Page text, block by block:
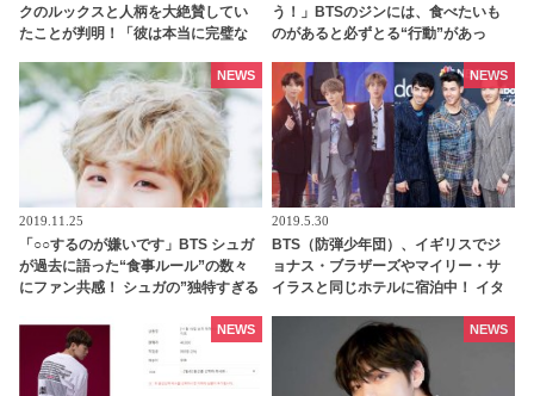
クのルックスと人柄を大絶賛してい
たことが判明！「彼は本当に完璧な
にファンは脱帽「彼は世界の歌姫ま
でも虜にする」
う！」BTSのジンには、食べたいも
のがあると必ずとる“行動”があっ
う、世渡り上手な行動とは？
2019.11.25
「○○するのが嫌いです」BTS シュガ
が過去に語った“食事ルール”の数々
にファン共感！ シュガの”独特すぎる
NEWS
2019.5.30
BTS（防弾少年団）、イギリスでジ
ョナス・ブラザーズやマイリー・サ
イラスと同じホテルに宿泊中！ イタ
NEWS
NEWS NEWS